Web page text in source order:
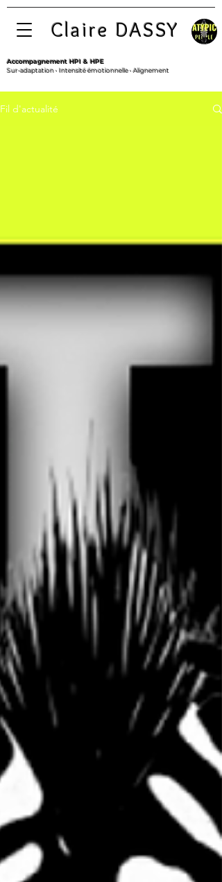
Claire DASSY
Accompagnement HPI & HPE
Sur-adaptation • Intensité émotionnelle • Alignement
Fil d'actualité